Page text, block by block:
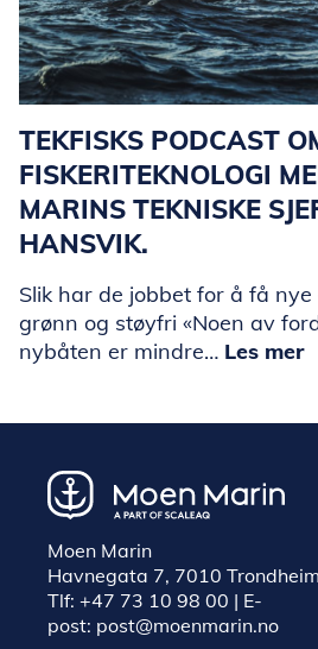
TEKFISKS PODCAST
FISKERITEKNOLOGI
MARINS TEKNISKE
HANSVIK.
Slik har de jobbet for å få nye
grønn og støyfri «Noen av
nybåten er mindre… Les mer
Moen Marin
Havnegata 7, 7010 Trondheim
Tlf: +47 73 10 98 00 | E-
post: post@moenmarin.no